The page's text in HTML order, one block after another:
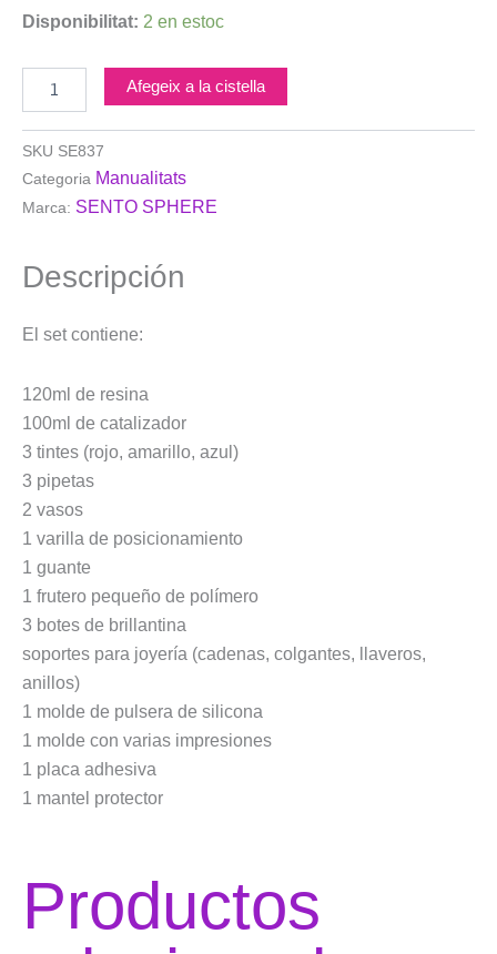
Disponibilitat: 2 en estoc
quantitat
SPHERE
de
resina
de
o
Bijoux
Afegeix a la cistella
SKU SE837
Categoria Manualitats
Marca: SENTO SPHERE
Descripción
El set contiene:
120ml de resina
100ml de catalizador
3 tintes (rojo, amarillo, azul)
3 pipetas
2 vasos
1 varilla de posicionamiento
1 guante
1 frutero pequeño de polímero
3 botes de brillantina
soportes para joyería (cadenas, colgantes, llaveros,
anillos)
1 molde de pulsera de silicona
1 molde con varias impresiones
1 placa adhesiva
1 mantel protector
Productos